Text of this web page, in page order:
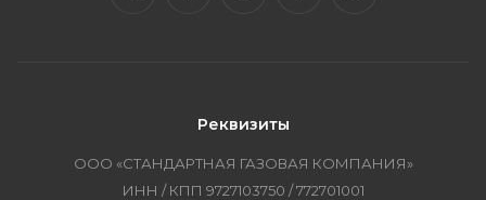
Реквизиты
ООО «СТАНДАРТНАЯ ГАЗОВАЯ КОМПАНИЯ»
ИНН / КПП 9727103750 / 772701001